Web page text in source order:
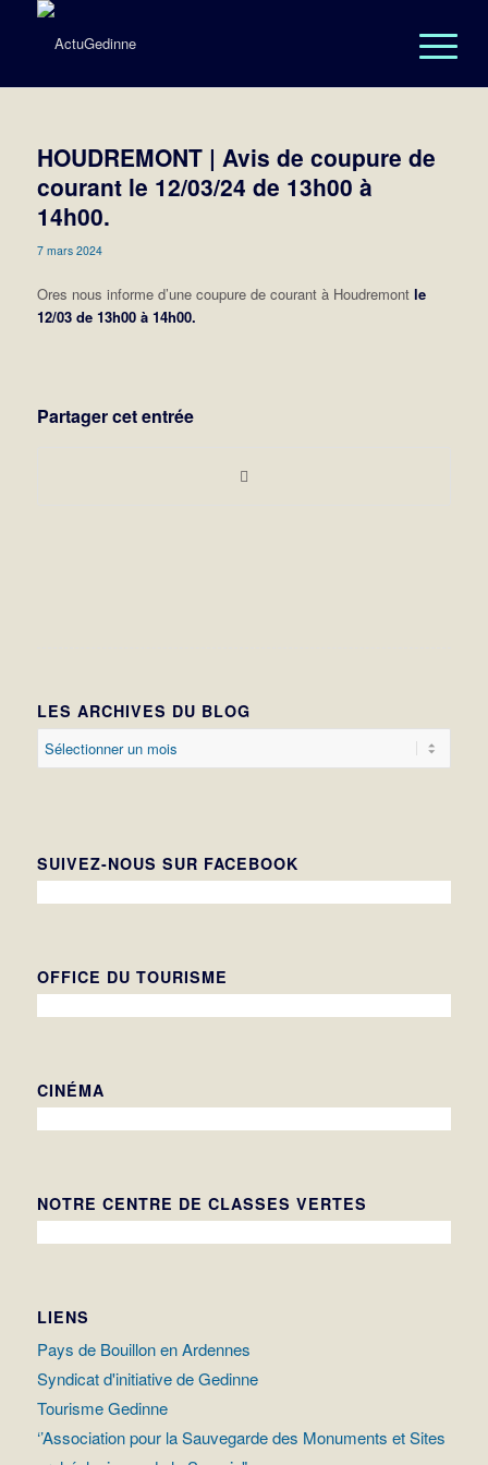
HOUDREMONT | Avis de coupure de
courant le 12/03/24 de 13h00 à
14h00.
7 mars 2024
Ores nous informe d’une coupure de courant à Houdremont le
12/03 de 13h00 à 14h00.
Partager cet entrée
LES ARCHIVES DU BLOG
SUIVEZ-NOUS SUR FACEBOOK
OFFICE DU TOURISME
CINÉMA
NOTRE CENTRE DE CLASSES VERTES
LIENS
Pays de Bouillon en Ardennes
Syndicat d'initiative de Gedinne
Tourisme Gedinne
‘’Association pour la Sauvegarde des Monuments et Sites